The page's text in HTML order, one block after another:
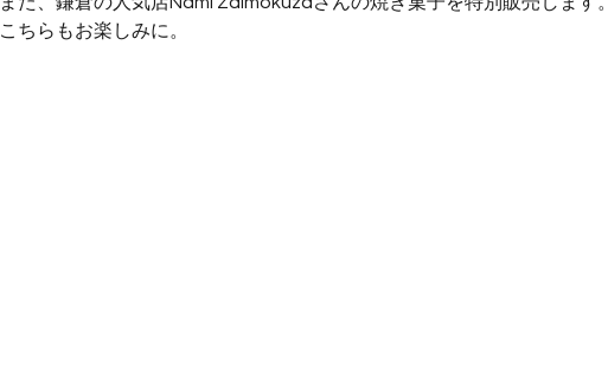
こちらもお楽しみに。